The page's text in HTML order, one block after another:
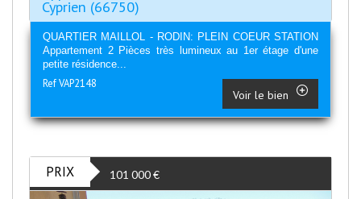
Cyprien (66750)
QUARTIER MAILLOL - RODIN: PLEIN COEUR STATION
Appartement 2 Pièces très lumineux au 1er étage d'une
petite résidence...
Ref VAP2148
Voir le bien
PRIX 101 000€